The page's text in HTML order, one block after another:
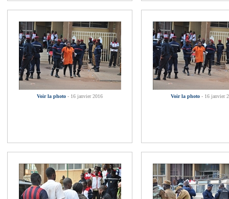
Voir la photo - 16 janvier 2016 Voir la photo - 16 janvier